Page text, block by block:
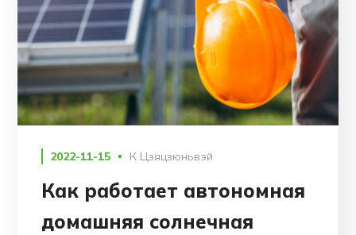
2022-11-15 К Цзяцзюньвэй
Как работает автономная
домашняя солнечная